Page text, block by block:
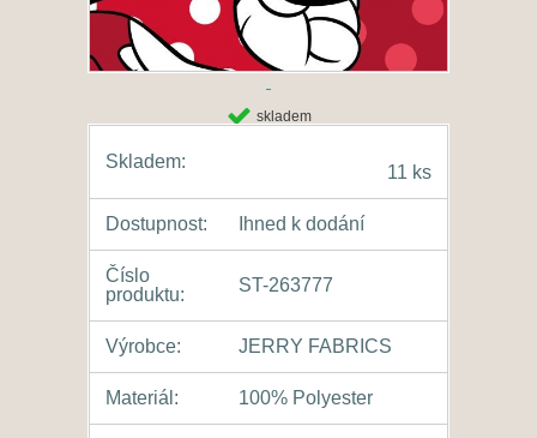
skladem
Skladem:
11 ks
Dostupnost: Ihned k dodání
Číslo
produktu:
ST-263777
Výrobce: JERRY FABRICS
Materiál: 100% Polyester